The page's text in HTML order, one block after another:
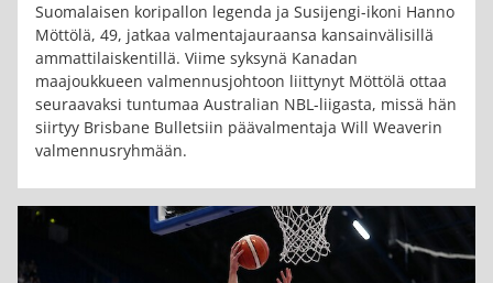
Suomalaisen koripallon legenda ja Susijengi-ikoni Hanno
Möttölä, 49, jatkaa valmentajauraansa kansainvälisillä
ammattilaiskentillä. Viime syksynä Kanadan
maajoukkueen valmennusjohtoon liittynyt Möttölä ottaa
seuraavaksi tuntumaa Australian NBL-liigasta, missä hän
siirtyy Brisbane Bulletsiin päävalmentaja Will Weaverin
valmennusryhmään.